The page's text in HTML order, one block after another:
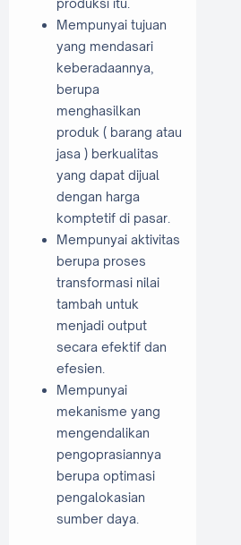
produksi itu.
Mempunyai tujuan
yang mendasari
keberadaannya,
berupa
menghasilkan
produk ( barang atau
jasa ) berkualitas
yang dapat dijual
dengan harga
komptetif di pasar.
Mempunyai aktivitas
berupa proses
transformasi nilai
tambah untuk
menjadi output
secara efektif dan
efesien.
Mempunyai
mekanisme yang
mengendalikan
pengoprasiannya
berupa optimasi
pengalokasian
sumber daya.